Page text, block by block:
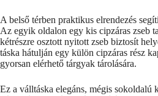
A belső térben praktikus elrendezés
Az egyik oldalon egy kis cipzáras zseb
kétrészre osztott nyitott zseb biztosít
táska hátulján egy külön cipzáras rész
gyorsan elérhető tárgyak tárolására.
Ez a válltáska elegáns, mégis sokoldalú